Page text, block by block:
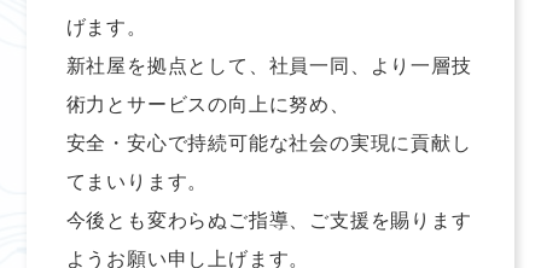
げます。
新社屋を拠点として、社員一同、より一層技
術力とサービスの向上に努め、
安全・安心で持続可能な社会の実現に貢献し
てまいります。
今後とも変わらぬご指導、ご支援を賜ります
ようお願い申し上げます。